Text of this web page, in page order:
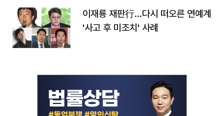
이재룡 재판行…다시 떠오른 연예계
'사고 후 미조치' 사례